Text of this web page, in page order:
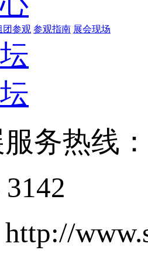
团参观 参观指南 展会现场
务热线：